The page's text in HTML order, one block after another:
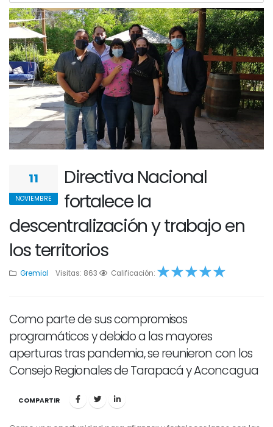
11
NOVIEMBRE
Directiva Nacional
fortalece la
descentralización y trabajo en
los territorios
Gremial Visitas: 863 Calificación:
1 2 3 4 5
Como parte de sus compromisos
programáticos y debido a las mayores
aperturas tras pandemia, se reunieron con los
Consejo Regionales de Tarapacá y Aconcagua
COMPARTIR